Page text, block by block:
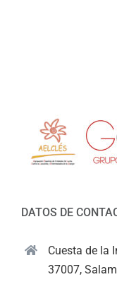
DATOS DE
Cuesta de la
37007,